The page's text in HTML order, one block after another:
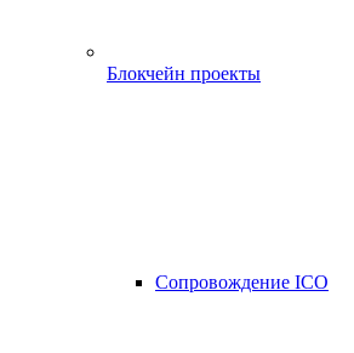
Блокчейн проекты
Сопровождение ICO